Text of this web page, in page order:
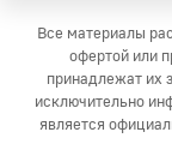
Все материалы
офертой или
принадлежат их
исключительно
является